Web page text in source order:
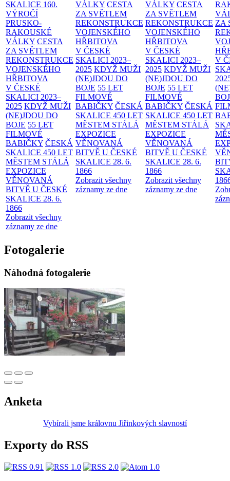
SKALICE 160.
VÝROČÍ
PRUSKO-
RAKOUSKÉ
VÁLKY CESTA
ZA SVĚTLEM
REKONSTRUKCE
VOJENSKÉHO
HŘBITOVA
V ČESKÉ
SKALICI 2023–
2025 KDYŽ MUŽI
(NE)JDOU DO
BOJE 55 LET
FILMOVÉ
BABIČKY ČESKÁ
SKALICE 450 LET
MĚSTEM STÁLÁ
EXPOZICE
VĚNOVANÁ
BITVĚ U ČESKÉ
SKALICE 28. 6.
1866
Zobrazit všechny
záznamy ze dne
VÁLKY CESTA
ZA SVĚTLEM
REKONSTRUKCE
VOJENSKÉHO
HŘBITOVA
V ČESKÉ
SKALICI 2023–
2025 KDYŽ MUŽI
(NE)JDOU DO
BOJE 55 LET
FILMOVÉ
BABIČKY ČESKÁ
SKALICE 450 LET
MĚSTEM STÁLÁ
EXPOZICE
VĚNOVANÁ
BITVĚ U ČESKÉ
SKALICE 28. 6.
1866
Zobrazit všechny
záznamy ze dne
VÁLKY CESTA
ZA SVĚTLEM
REKONSTRUKCE
VOJENSKÉHO
HŘBITOVA
V ČESKÉ
SKALICI 2023–
2025 KDYŽ MUŽI
(NE)JDOU DO
BOJE 55 LET
FILMOVÉ
BABIČKY ČESKÁ
SKALICE 450 LET
MĚSTEM STÁLÁ
EXPOZICE
VĚNOVANÁ
BITVĚ U ČESKÉ
SKALICE 28. 6.
1866
Zobrazit všechny
záznamy ze dne
ZA
V
Fotogalerie
Náhodná fotogalerie
Anketa
Vybírali jsme královnu Jiřinkových slavností
Exporty do RSS